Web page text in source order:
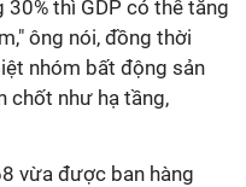
thì GDP có thể tăng
ông nói, đồng thời
nhóm bất động sản
chốt như hạ tầng,
vừa được ban hàng